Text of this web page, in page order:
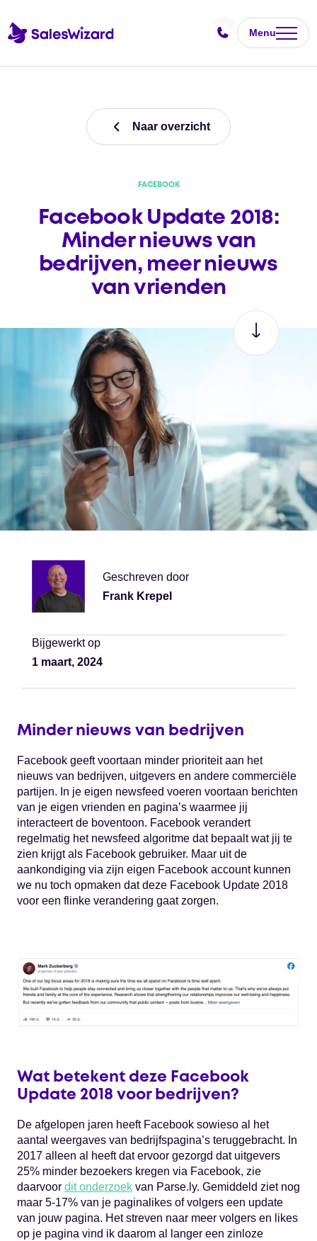
Menu
Naar overzicht
FACEBOOK
Facebook Update 2018:
Minder nieuws van
bedrijven, meer nieuws
van vrienden
Geschreven door
Frank Krepel
Bijgewerkt op
1 maart, 2024
Minder nieuws van bedrijven
Facebook geeft voortaan minder prioriteit aan het
nieuws van bedrijven, uitgevers en andere commerciële
partijen. In je eigen newsfeed voeren voortaan berichten
van je eigen vrienden en pagina’s waarmee jij
interacteert de boventoon. Facebook verandert
regelmatig het newsfeed algoritme dat bepaalt wat jij te
zien krijgt als Facebook gebruiker. Maar uit de
aankondiging via zijn eigen Facebook account kunnen
we nu toch opmaken dat deze Facebook Update 2018
voor een flinke verandering gaat zorgen.
Wat betekent deze Facebook
Update 2018 voor bedrijven?
De afgelopen jaren heeft Facebook sowieso al het
aantal weergaves van bedrijfspagina’s teruggebracht. In
2017 alleen al heeft dat ervoor gezorgd dat uitgevers
25% minder bezoekers kregen via Facebook, zie
daarvoor dit onderzoek van Parse.ly. Gemiddeld ziet nog
maar 5-17% van je paginalikes of volgers een update
van jouw pagina. Het streven naar meer volgers en likes
op je pagina vind ik daarom al langer een zinloze